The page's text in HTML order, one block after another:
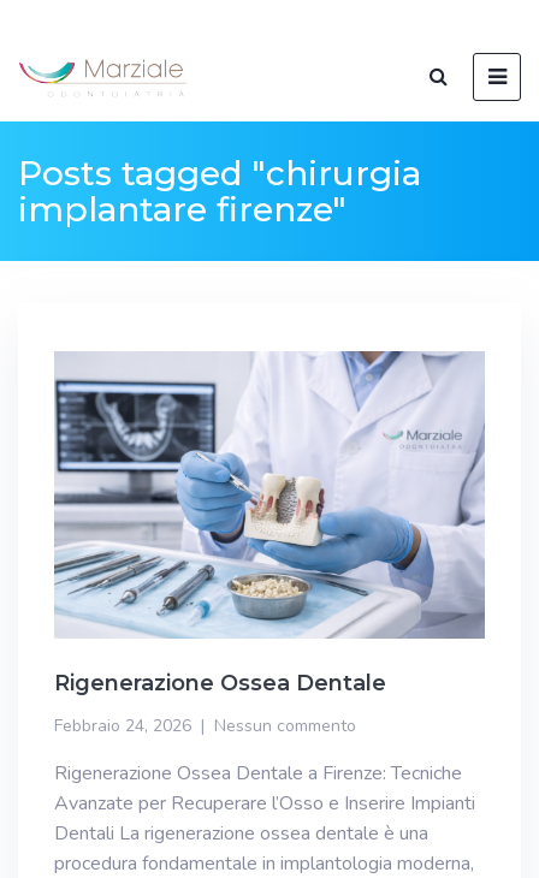
Posts tagged "chirurgia
implantare firenze"
Rigenerazione Ossea Dentale
Febbraio 24, 2026 Nessun commento
Rigenerazione Ossea Dentale a Firenze: Tecniche
Avanzate per Recuperare l’Osso e Inserire Impianti
Dentali La rigenerazione ossea dentale è una
procedura fondamentale in implantologia moderna,